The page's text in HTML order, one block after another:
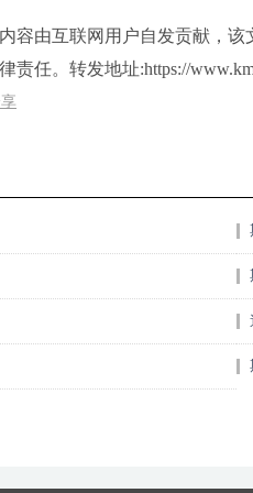
容由互联网用户自发贡献，
任。转发地址:https://